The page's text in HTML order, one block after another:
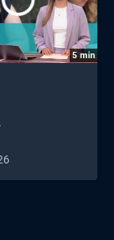
5min